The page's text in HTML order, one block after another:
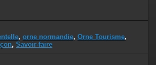
, orne normandie, Orne Tourisme,
, Savoir-faire